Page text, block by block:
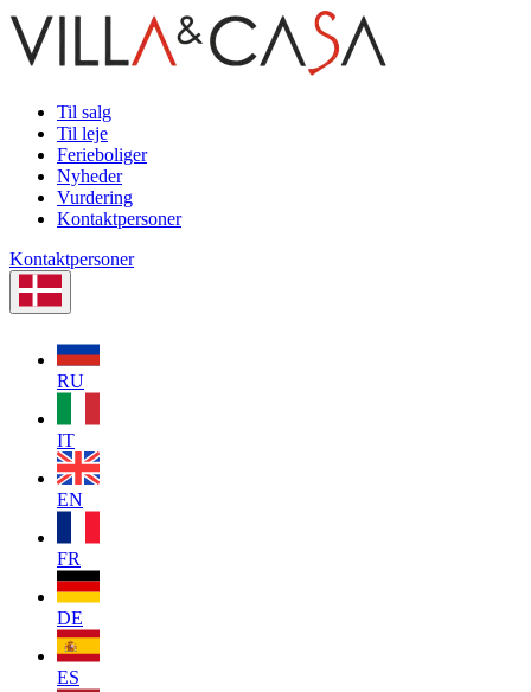
Til salg
Til leje
Ferieboliger
Nyheder
Vurdering
Kontaktpersoner
Kontaktpersoner
RU
IT
EN
FR
DE
ES